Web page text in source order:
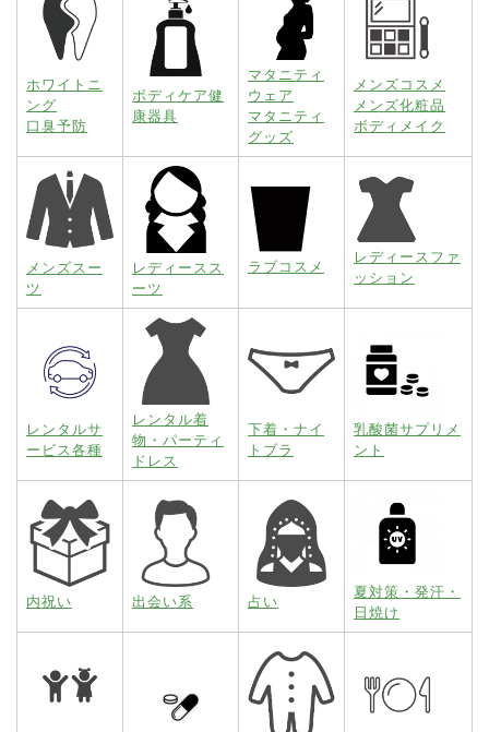
ホワイトニ
ング
口臭予防
ボディケア健
康器具
マタニティ
ウェア
マタニティ
グッズ
メンズコスメ
メンズ化粧品
ボディメイク
メンズスー
ツ
レディースス
ーツ
ラブコスメ
レディースファ
ッション
レンタルサ
ービス各種
レンタル着
物・パーティ
ドレス
下着・ナイ
トブラ
乳酸菌サプリメ
ント
内祝い 出会い系 占い
夏対策・発汗・
日焼け